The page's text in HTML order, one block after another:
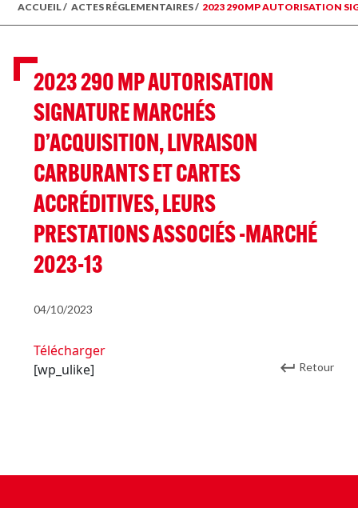
ACCUEIL/ ACTES RÉGLEMENTAIRES/ 2023 290 MP AUTORISATION
2023 290 MP AUTORISATION
SIGNATURE MARCHÉS
D’ACQUISITION, LIVRAISON
CARBURANTS ET CARTES
ACCRÉDITIVES, LEURS
PRESTATIONS ASSOCIÉS -MARCHÉ
2023-13
04/10/2023
Télécharger
[wp_ulike]
Retour